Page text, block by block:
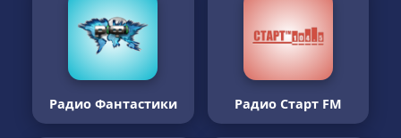
Радио Фантастики Радио Старт FM